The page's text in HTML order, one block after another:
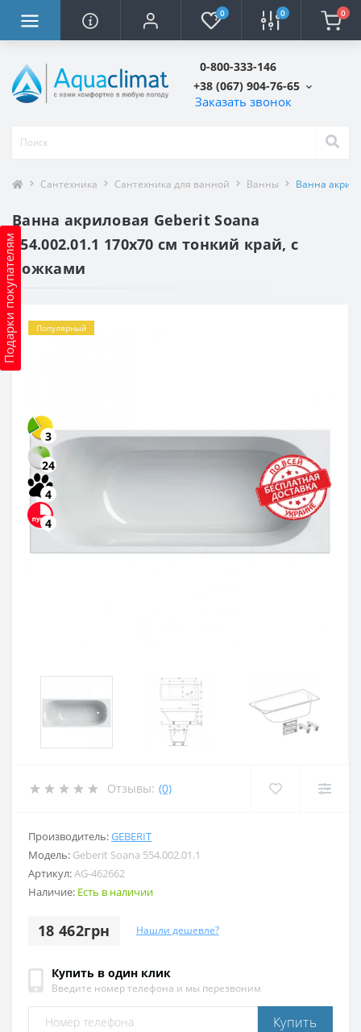
0 0 0
0-800-333-146
+38 (067) 904-76-65
Заказать звонок
Подарки покупателям
Сантехника Сантехника для ванной Ванны Ванна
Ванна акриловая Geberit Soana
554.002.01.1 170х70 см тонкий край, с
ножками
Популярный
3
24
4
4
Отзывы: (0)
Производитель:GEBERIT
Модель: Geberit Soana 554.002.01.1
Артикул:AG-462662
Наличие: Есть в наличии
18 462грн Нашли дешевле?
Купить в один клик
Введите номер телефона и мы перезвоним
Купить